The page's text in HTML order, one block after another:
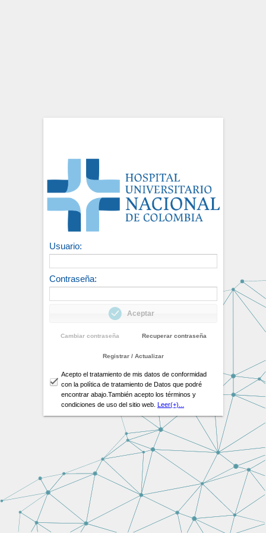
Usuario:
Contraseña:
Aceptar
Cambiar contraseña Recuperar contraseña
Registrar / Actualizar
Acepto el tratamiento de mis datos de conformidad
con la política de tratamiento de Datos que podré
encontrar abajo.También acepto los términos y
condiciones de uso del sitio web. Leer(+)...